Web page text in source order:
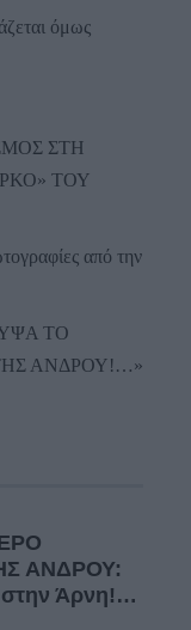
όμως
ΣΤΗ
ΤΟΥ
από την
ΤΟ
ΑΝΔΡΟΥ!…»
ΑΝΔΡΟΥ:
Άρνη!…